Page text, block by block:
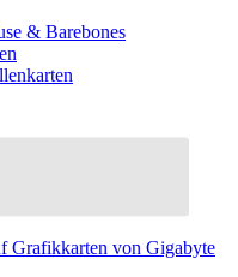
& Barebones
Grafikkarten von Gigabyte